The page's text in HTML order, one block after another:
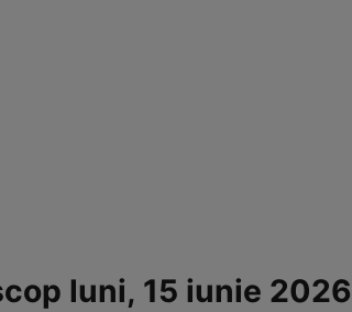
luni, 15 iunie 2026